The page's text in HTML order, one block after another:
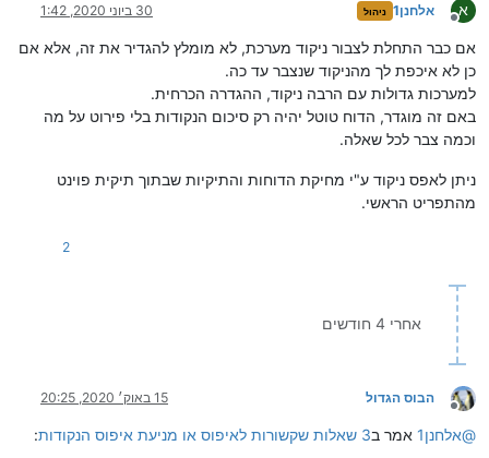
א
מנותק
אלחנן1 ניהול 30 ביוני 2020, 1:42
אם כבר התחלת לצבור ניקוד מערכת, לא מומלץ להגדיר את זה, אלא אם
כן לא איכפת לך מהניקוד שנצבר עד כה.
למערכות גדולות עם הרבה ניקוד, ההגדרה הכרחית.
באם זה מוגדר, הדוח טוטל יהיה רק סיכום הנקודות בלי פירוט על מה
וכמה צבר לכל שאלה.
ניתן לאפס ניקוד ע"י מחיקת הדוחות והתיקיות שבתוך תיקית פוינט
מהתפריט הראשי.
2
אחרי 4 חודשים
מנותק
הבוס הגדול 15 באוק׳ 2020, 20:25
@אלחנן1 אמר ב3 שאלות שקשורות לאיפוס או מניעת איפוס הנקודות :